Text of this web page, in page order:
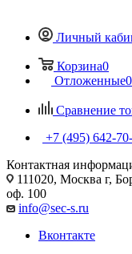
Личный
Корзина0
Отложенные0
Сравнение
+7 (495) 642-
Контактная
111020, Москва г,
оф. 100
info@sec-s.ru
Вконтакте